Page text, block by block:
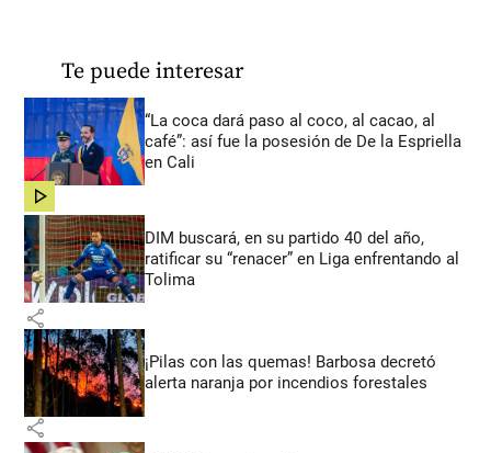
Te puede interesar
“La coca dará paso al coco, al cacao, al
café”: así fue la posesión de De la Espriella
en Cali
share
DIM buscará, en su partido 40 del año,
ratificar su “renacer” en Liga enfrentando al
Tolima
share
¡Pilas con las quemas! Barbosa decretó
alerta naranja por incendios forestales
share